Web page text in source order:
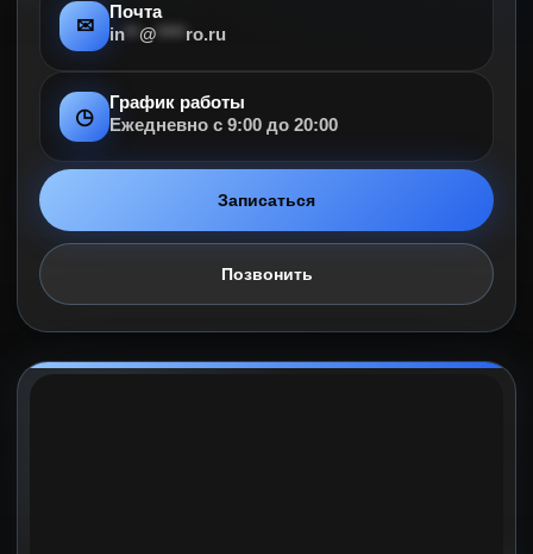
✉
Почта
in
@ **** ro.ru
◷
График работы
Ежедневно с 9:00 до 20:00
Записаться
Позвонить